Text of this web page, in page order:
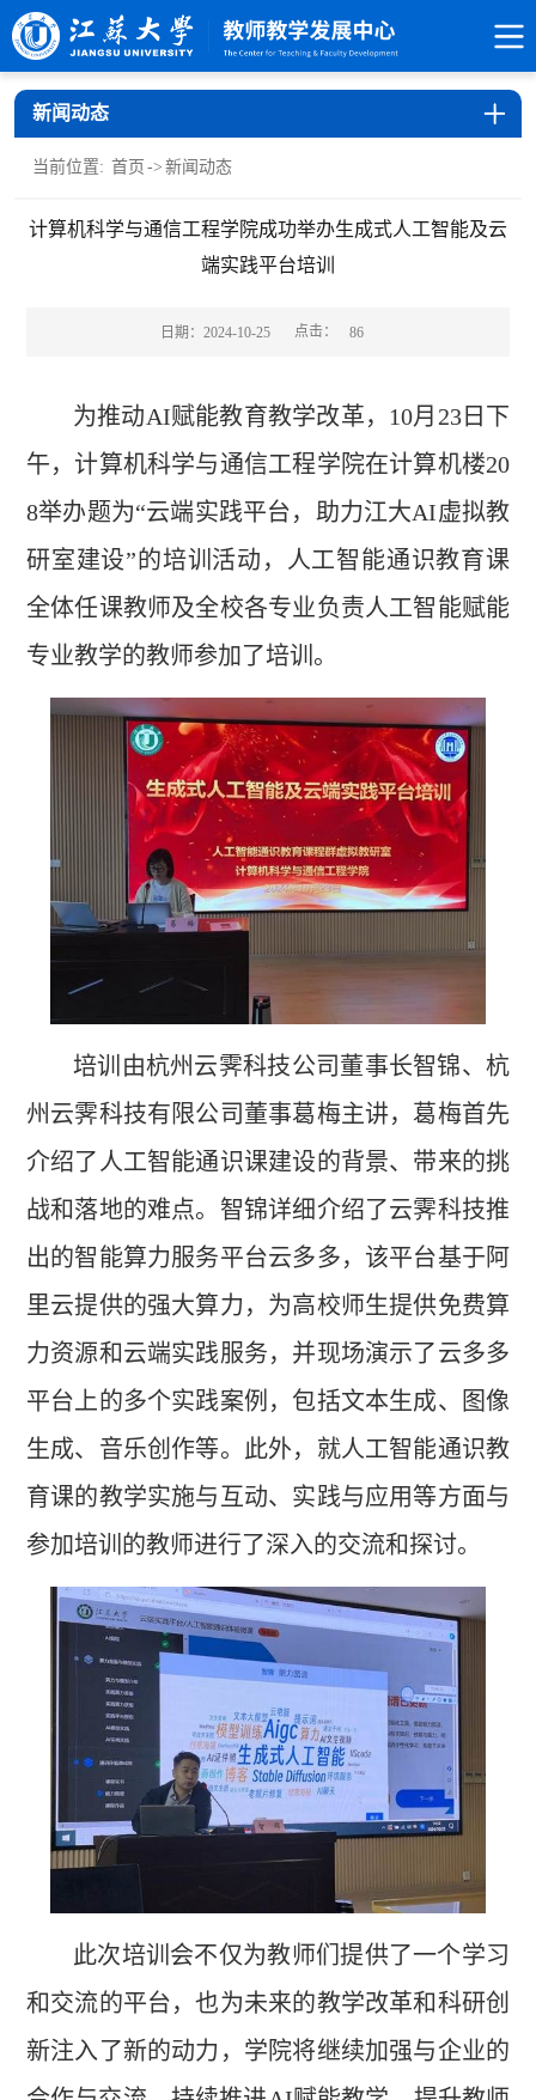
新闻动态
当前位置: 首页 -> 新闻动态
计算机科学与通信工程学院成功举办生成式人工智能及云
端实践平台培训
日期：2024-10-25 点击： 86
为推动AI赋能教育教学改革， 10月 23日下
午，计算机科学与通信工程学院在计算机楼20
8举办题为“云端实践平台，助力江大AI虚拟教
研室建设”的培训活动，人工智能通识教育课
全体任课教师及全校各专业负责人工智能赋能
专业教学的教师参加了培训。
培训由杭州云霁科技公司董事长智锦、杭
州云霁科技有限公司董事葛梅主讲，葛梅首先
介绍了人工智能通识课建设的背景、带来的挑
战和落地的难点。智锦详细介绍了云霁科技推
出的智能算力服务平台云多多，该平台基于阿
里云提供的强大算力，为高校师生提供免费算
力资源和云端实践服务，并现场演示了云多多
平台上的多个实践案例，包括文本生成、图像
生成、音乐创作等。此外，就人工智能通识教
育课的教学实施与互动、实践与应用等方面与
参加培训的教师进行了深入的交流和探讨。
此次培训会不仅为教师们提供了一个学习
和交流的平台，也为未来的教学改革和科研创
新注入了新的动力，学院将继续加强与企业的